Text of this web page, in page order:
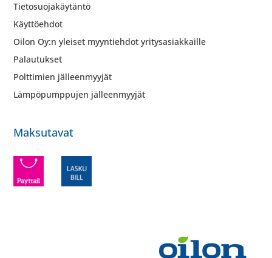
Tietosuojakäytäntö
Käyttöehdot
Oilon Oy:n yleiset myyntiehdot yritysasiakkaille
Palautukset
Polttimien jälleenmyyjät
Lämpöpumppujen jälleenmyyjät
Maksutavat